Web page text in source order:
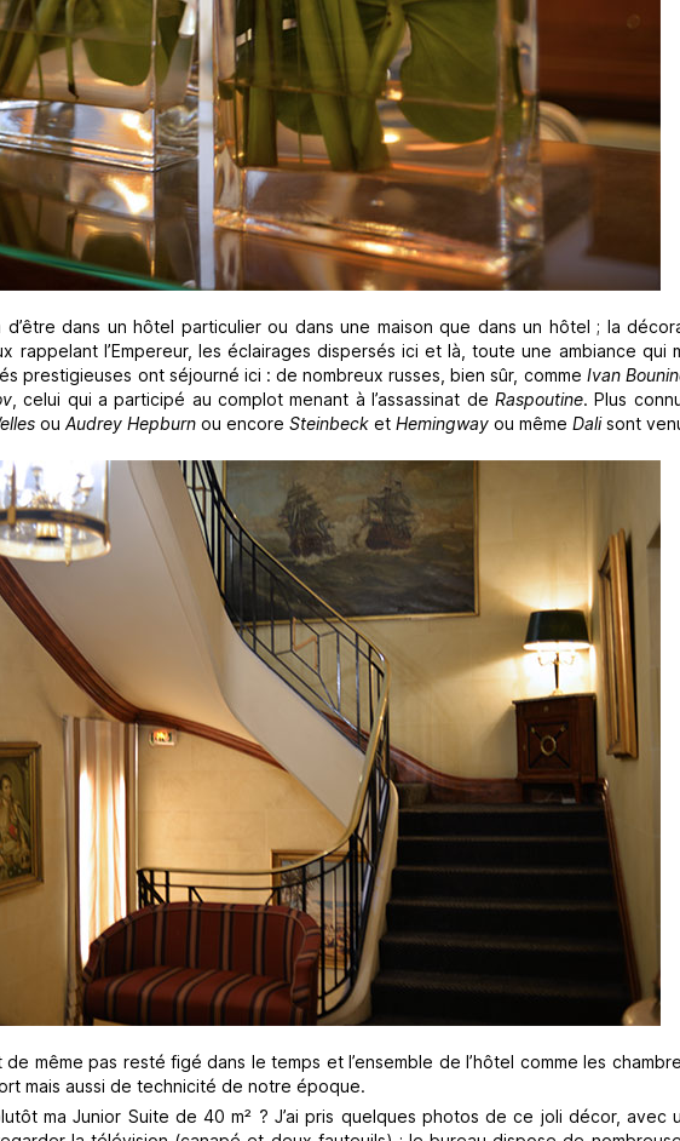
d’être dans un hôtel particulier ou dans une maison que dans un hôtel ; la
rappelant l’Empereur, les éclairages dispersés ici et là, toute une ambiance qui
prestigieuses ont séjourné ici : de nombreux russes, bien sûr, comme Ivan
, celui qui a participé au complot menant à l’assassinat de Raspoutine. Plus
ou Audrey Hepburn ou encore Steinbeck et Hemingway ou même Dalisont
même pas resté figé dans le temps et l’ensemble de l’hôtel comme les
mais aussi de technicité de notre époque.
ma Junior Suite de 40 m² ? J’ai pris quelques photos de ce joli décor, avec